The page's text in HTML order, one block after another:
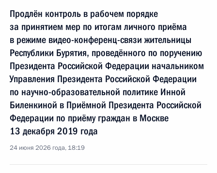
Продлён контроль в рабочем порядке
за принятием мер по итогам личного приёма
в режиме видео-конференц-связи жительницы
Республики Бурятия, проведённого по поручению
Президента Российской Федерации начальником
Управления Президента Российской Федерации
по научно-образовательной политике Инной
Биленкиной в Приёмной Президента Российской
Федерации по приёму граждан в Москве
13 декабря 2019 года
24 июня 2026 года, 18:19